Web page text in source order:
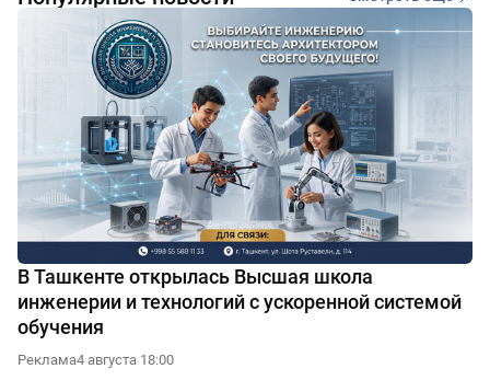
В Ташкенте открылась Высшая школа
инженерии и технологий с ускоренной системой
обучения
Реклама4 августа 18:00